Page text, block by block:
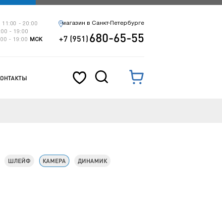
11:00 - 20:00
- 19:00
- 19:00
МСК
магазин в Санкт-Петербурге
+7 (951)680-65-55
ШЛЕЙФ КАМЕРА ДИНАМИК